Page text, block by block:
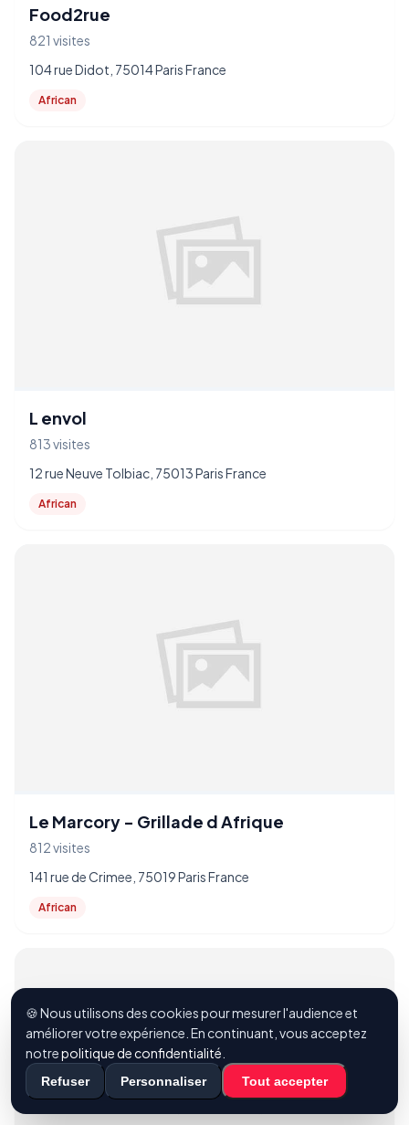
Food2rue
821 visites
104 rue Didot, 75014 Paris France
African
L envol
813 visites
12 rue Neuve Tolbiac, 75013 Paris France
African
Le Marcory - Grillade d Afrique
812 visites
141 rue de Crimee, 75019 Paris France
African
🍪 Nous utilisons des cookies pour mesurer l'audience et
améliorer votre expérience. En continuant, vous acceptez
notrepolitique de confidentialité
Refuser Personnaliser Tout accepter